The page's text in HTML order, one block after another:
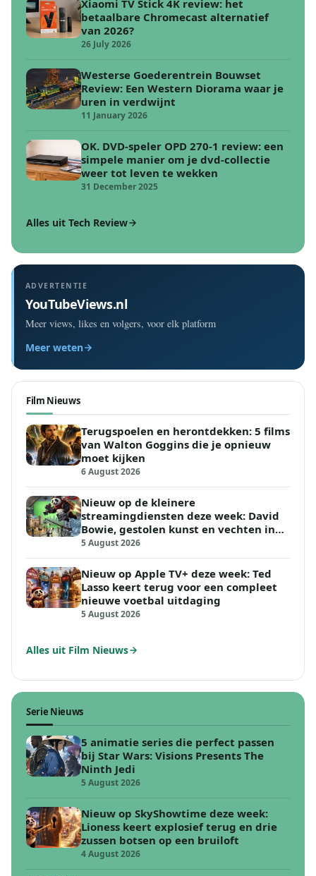
Xiaomi TV Stick 4K review: het
betaalbare Chromecast alternatief
van 2026?
26 July 2026
Westerse Goederentrein Bouwset
Review: Een Western Diorama waar je
uren in verdwijnt
11 January 2026
OK. DVD-speler OPD 270-1 review: een
simpele manier om je dvd-collectie
weer tot leven te wekken
31 December 2025
Alles uit Tech Review
ADVERTENTIE
YouTubeViews.nl
Meer views, likes en volgers, voor elk platform
Meer weten
Film Nieuws
Terugspoelen en herontdekken: 5 films
van Walton Goggins die je opnieuw
moet kijken
6 August 2026
Nieuw op de kleinere
streamingdiensten deze week: David
Bowie, gestolen kunst en vechten in
de woestijn
5 August 2026
Nieuw op Apple TV+ deze week: Ted
Lasso keert terug voor een compleet
nieuwe voetbal uitdaging
5 August 2026
Alles uit Film Nieuws
Serie Nieuws
5 animatie series die perfect passen
bij Star Wars: Visions Presents The
Ninth Jedi
5 August 2026
Nieuw op SkyShowtime deze week:
Lioness keert explosief terug en drie
zussen botsen op een bruiloft
4 August 2026